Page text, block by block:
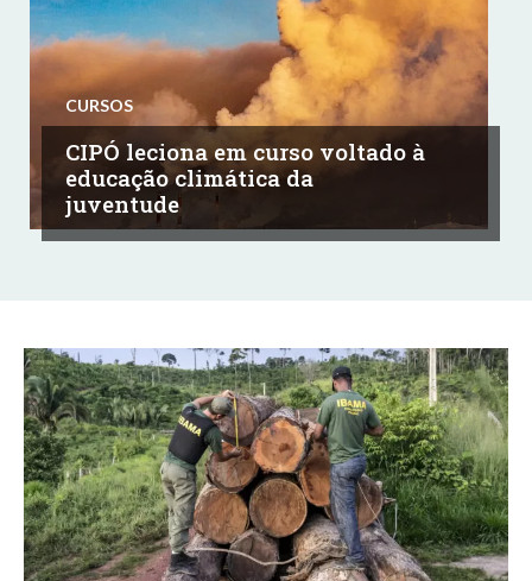
CURSOS
CIPÓ leciona em curso voltado à
educação climática da
juventude